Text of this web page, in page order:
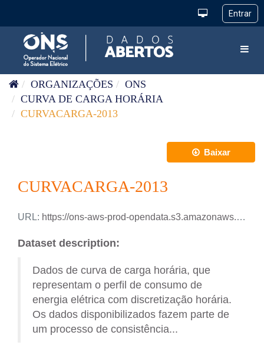
ORGANIZAÇÕES
ONS
CURVA DE CARGA HORÁRIA
CURVACARGA-2013
Baixar
CURVACARGA-2013
URL: https://ons-aws-prod-opendata.s3.amazonaws.com/dataset/curva-carga-ho/CURVA_CARGA_2013.xlsx
Dataset description:
Dados de curva de carga horária, que
representam o perfil de consumo de
energia elétrica com discretização horária.
Os dados disponibilizados fazem parte de
um processo de consistência...